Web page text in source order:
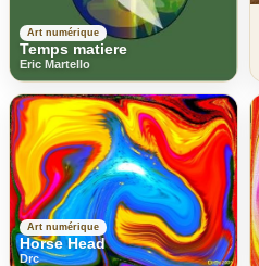
Art numérique
Temps matiere
Eric Martello
Art numérique
Horse Head
Drc